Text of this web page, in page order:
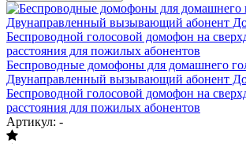
Беспроводные домофоны для домашнего
Двунаправленный вызывающий абонент
Беспроводной голосовой домофон на
расстояния для пожилых абонентов
Артикул: -